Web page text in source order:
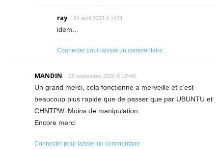
ray 24 avril 2023 À 1h24
idem…
Connecter pour laisser un commentaire
MANDIN 25 septembre 2020 À 17h46
Un grand merci, cela fonctionne a merveille et c’est
beaucoup plus rapide que de passer que par UBUNTU et
CHNTPW. Moins de manipulation.
Encore merci
Connecter pour laisser un commentaire